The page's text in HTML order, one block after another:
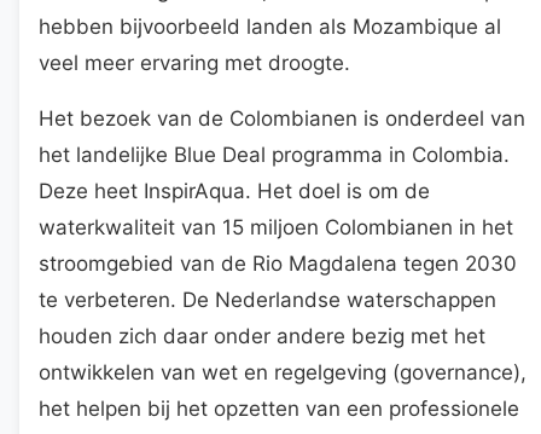
hebben bijvoorbeeld landen als Mozambique al
veel meer ervaring met droogte.
Het bezoek van de Colombianen is onderdeel van
het landelijke Blue Deal programma in Colombia.
Deze heet InspirAqua. Het doel is om de
waterkwaliteit van 15 miljoen Colombianen in het
stroomgebied van de Rio Magdalena tegen 2030
te verbeteren. De Nederlandse waterschappen
houden zich daar onder andere bezig met het
ontwikkelen van wet en regelgeving (governance),
het helpen bij het opzetten van een professionele